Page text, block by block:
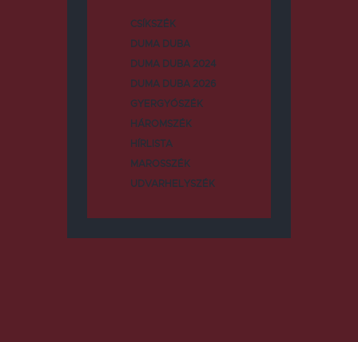
CSÍKSZÉK
DUMA DUBA
DUMA DUBA 2024
DUMA DUBA 2026
GYERGYÓSZÉK
HÁROMSZÉK
HÍRLISTA
MAROSSZÉK
UDVARHELYSZÉK